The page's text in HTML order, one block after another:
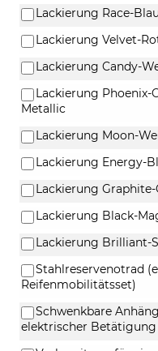
Lackierung Race-
Lackierung Velvet-
Lackierung Candy-
Lackierung
Metallic
Lackierung Moon-
Lackierung Energy-
Lackierung
Lackierung Black-
Lackierung Brilliant-
Stahlreservenotrad
Reifenmobilitätsset)
Schwenkbare
elektrischer Betätigung